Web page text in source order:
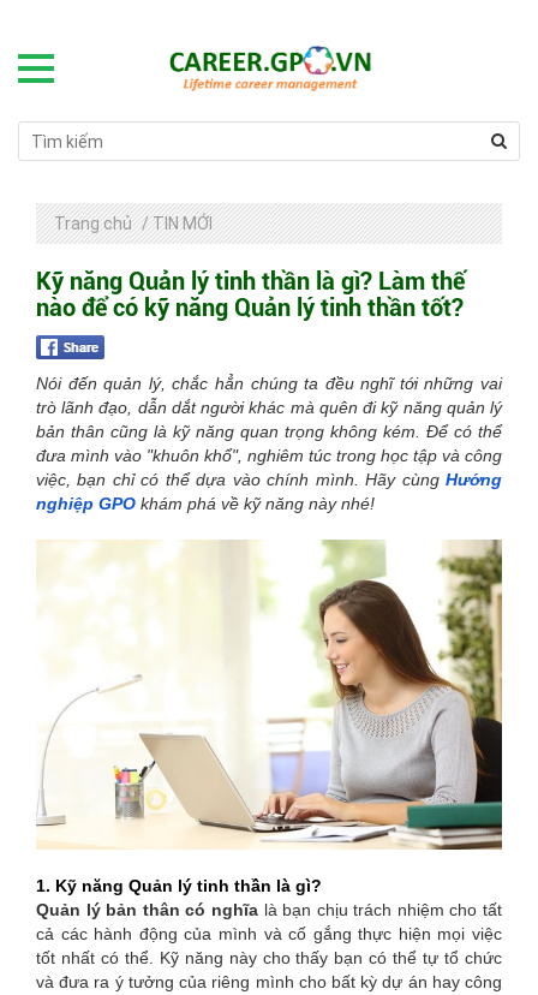
Trang chủ / TIN MỚI
Kỹ năng Quản lý tinh thần là gì? Làm thế
nào để có kỹ năng Quản lý tinh thần tốt?
Nói đến quản lý, chắc hẳn chúng ta đều nghĩ tới những vai
trò lãnh đạo, dẫn dắt người khác mà quên đi kỹ năng quản lý
bản thân cũng là kỹ năng quan trọng không kém. Để có thể
đưa mình vào "khuôn khổ", nghiêm túc trong học tập và công
việc, bạn chỉ có thể dựa vào chính mình. Hãy cùng Hướng
nghiệp GPO khám phá về kỹ năng này nhé!
1. Kỹ năng Quản lý tinh thần là gì?
Quản lý bản thân có nghĩalà bạn chịu trách nhiệm cho tất
cả các hành động của mình và cố gắng thực hiện mọi việc
tốt nhất có thể. Kỹ năng này cho thấy bạn có thể tự tổ chức
và đưa ra ý tưởng của riêng mình cho bất kỳ dự án hay công